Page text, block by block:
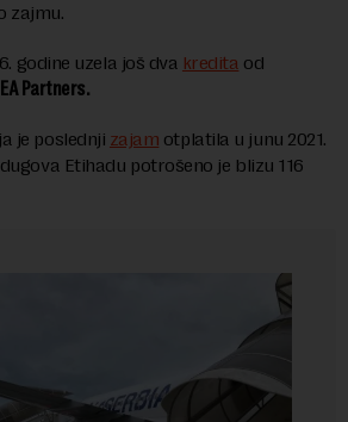
zajmu.
godine uzela još dva kredita od
EA Partners.
je poslednji zajam otplatila u junu 2021.
Etihadu potrošeno je blizu 116